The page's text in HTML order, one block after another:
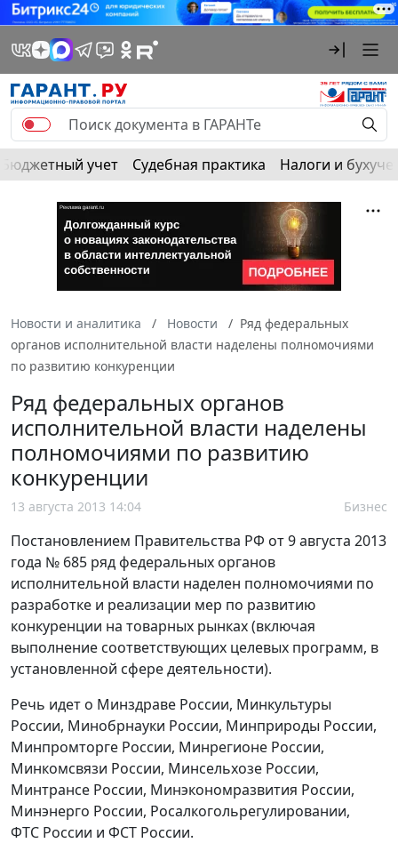
Бюджетный учет Судебная практика Налоги и
Новости и аналитика Новости
Ряд федеральных
органов исполнительной власти наделены полномочиями
по развитию конкуренции
Ряд федеральных органов
исполнительной власти наделены
полномочиями по развитию
конкуренции
13 августа 2013 14:04 Бизнес
Постановлением Правительства РФ от 9 августа 2013
года № 685 ряд федеральных органов
исполнительной власти наделен полномочиями по
разработке и реализации мер по развитию
конкуренции на товарных рынках (включая
выполнение соответствующих целевых программ, в
установленной сфере деятельности).
Речь идет о Минздраве России, Минкультуры
России, Минобрнауки России, Минприроды России,
Минпромторге России, Минрегионе России,
Минкомсвязи России, Минсельхозе России,
Минтрансе России, Минэкономразвития России,
Минэнерго России, Росалкогольрегулировании,
ФТС России и ФСТ России.